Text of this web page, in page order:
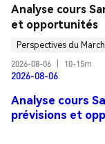
Analyse cours
et opportunités
Perspectives du
2026-08-06
10-15m
2026-08-06
Analyse cours
prévisions et